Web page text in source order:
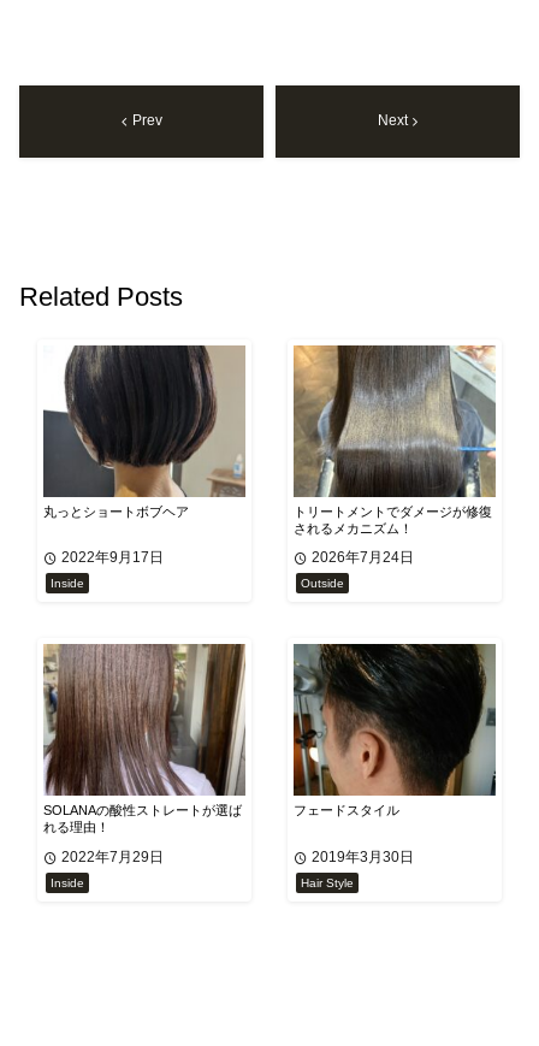
Prev Next
Related Posts
丸っとショートボブヘア
2022年9月17日
Inside
トリートメントでダメージが修復
されるメカニズム！
2026年7月24日
Outside
SOLANAの酸性ストレートが選ば
れる理由！
2022年7月29日
Inside
フェードスタイル
2019年3月30日
Hair Style